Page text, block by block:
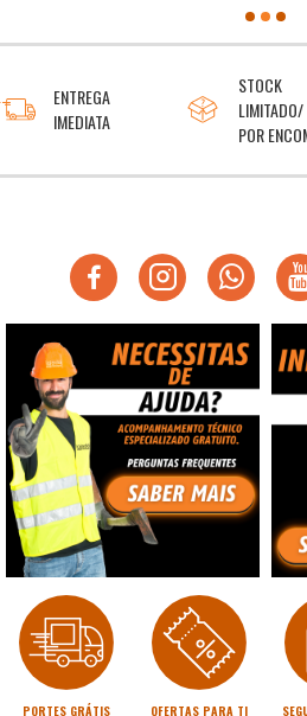
ENTREGA
IMEDIATA
STOCK
LIMITADO/
POR
PORTES GRÁTIS OFERTAS PARA TI